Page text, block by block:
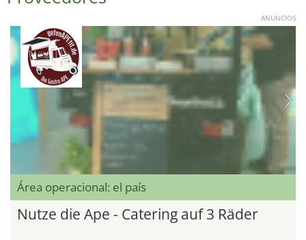
ANUNCIOS
Área operacional: el país
Nutze die Ape - Catering auf 3 Räder